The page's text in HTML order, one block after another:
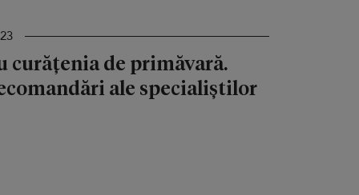
de primăvară.
ale specialiștilor